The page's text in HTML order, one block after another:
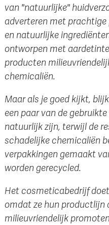
van "natuurlijke"
adverteren met prachtige
en natuurlijke
ontworpen met
producten
chemicaliën.
Maar als je goed kijkt,
een paar van de
natuurlijk zijn, terwijl de
schadelijke chemicaliën
verpakkingen gemaakt
worden gerecycled.
Het cosmeticabedrijf
omdat ze hun productlijn
milieuvriendelijk